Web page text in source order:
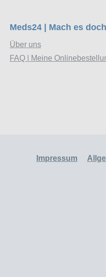
Meds24 | Mach es
Über uns
FAQ | Meine
Impressum